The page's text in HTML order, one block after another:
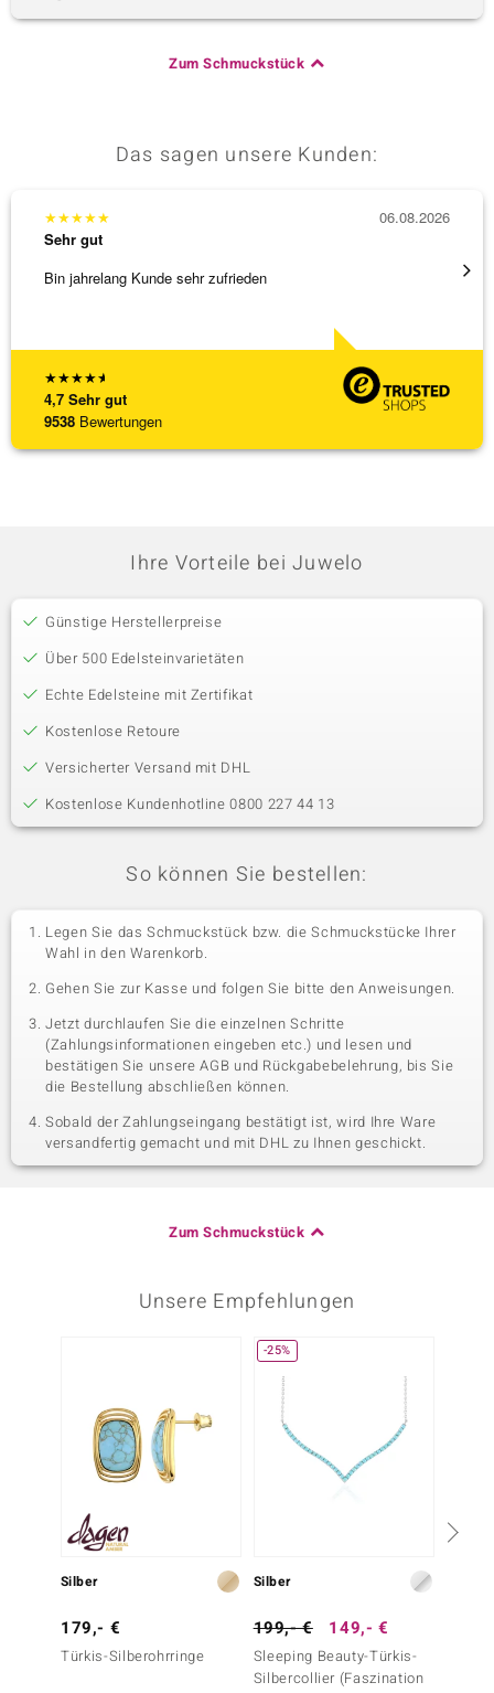
Zum Schmuckstück
Das sagen unsere Kunden:
★★★★★
4,7 Sehr gut
9538 Bewertungen
★★★★★
Sehr gut
Bin jahrelang Kunde sehr zufrieden
06.08.2026
Top
Ihre Vorteile bei Juwelo
Günstige Herstellerpreise
Über 500 Edelsteinvarietäten
Echte Edelsteine mit Zertifikat
Kostenlose Retoure
Versicherter Versand mit DHL
Kostenlose Kundenhotline 0800 227 44 13
So können Sie bestellen:
Legen Sie das Schmuckstück bzw. die Schmuckstücke Ihrer
Wahl in den Warenkorb.
Gehen Sie zur Kasse und folgen Sie bitte den Anweisungen.
Jetzt durchlaufen Sie die einzelnen Schritte
(Zahlungsinformationen eingeben etc.) und lesen und
bestätigen Sie unsere AGB und Rückgabebelehrung, bis Sie
die Bestellung abschließen können.
Sobald der Zahlungseingang bestätigt ist, wird Ihre Ware
versandfertig gemacht und mit DHL zu Ihnen geschickt.
Zum Schmuckstück
Unsere Empfehlungen
Silber
179,- €
Türkis-Silberohrringe
-25%
Silber
199,- € 149,- €
Sleeping Beauty-Türkis-
Silbercollier (Faszination